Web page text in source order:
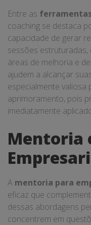
Entre as
coaching se destaca
capacidade de gerar
sessões
áreas de melhoria e
ajudem a alcançar
especialmente valiosa
aprimoramento, pois
imediatamente
Mentoria
A mentoria para
eficaz que
dessas abordagens
concentrem em